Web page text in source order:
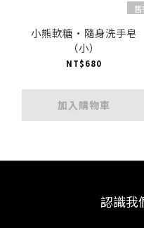
售
小熊軟糖·隨身洗手皂
（小）
NT$680
加入購物車
認識我